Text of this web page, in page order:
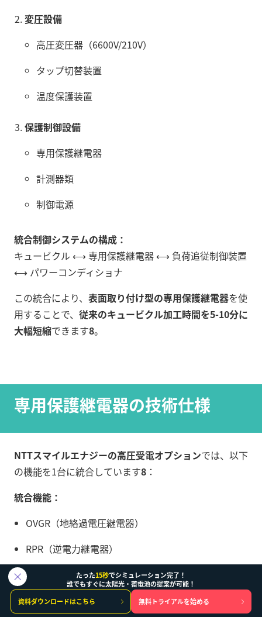
変圧設備
高圧変圧器（6600V/210V）
タップ切替装置
温度保護装置
保護制御設備
専用保護継電器
計測器類
制御電源
統合制御システムの構成：
キュービクル ⟷ 専用保護継電器 ⟷ 負荷追従制御装置
⟷ パワーコンディショナ
この統合により、 表面取り付け型の専用保護継電器を使
用することで、 従来のキュービクル加工時間を5-10分に
大幅短縮できます8。
専用保護継電器の技術仕様
NTTスマイルエナジーの高圧受電オプションでは、以下
の機能を1台に統合しています8 ：
統合機能：
OVGR（地絡過電圧継電器）
RPR（逆電力継電器）
計測器
コントローラー
たった15秒でシミュレーション完了！
誰でもすぐに太陽光・蓄電池の提案が可能！
資料ダウンロードはこちら
無料トライアルを始める